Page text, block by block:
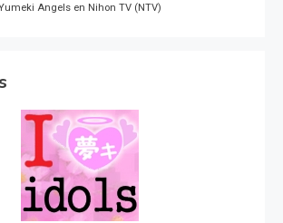
Angels en Nihon TV (NTV)